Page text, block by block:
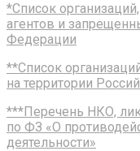
*Список
агентов и
Федерации
**Список
на территории
***Перечень НКО,
по ФЗ «О
деятельности»